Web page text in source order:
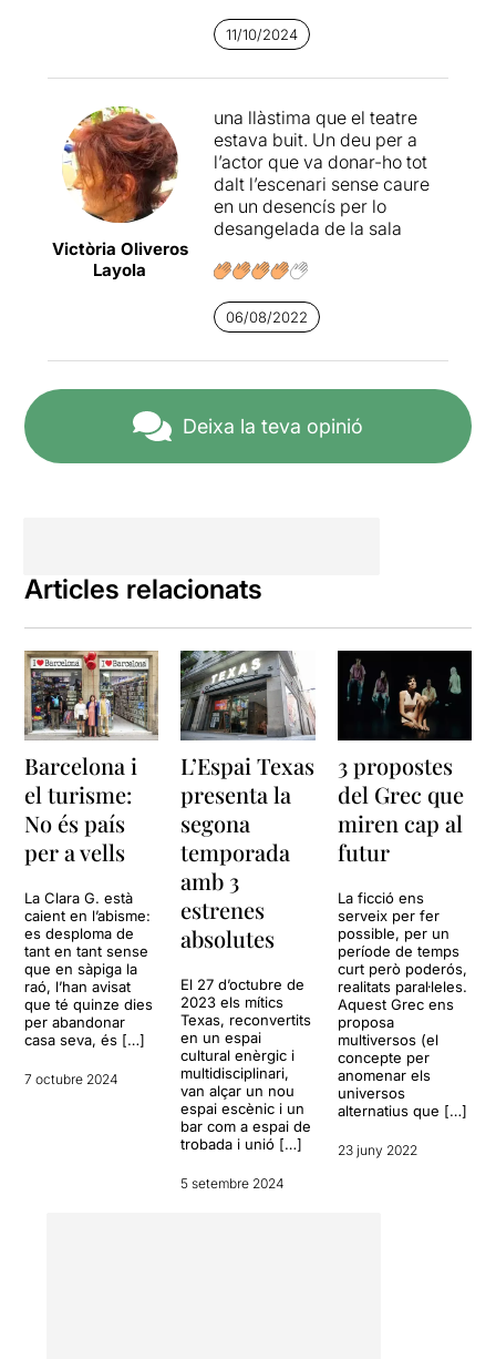
d'aquesta parella en Kevin i
en Sebastià, un capellà.
és també l'actor que
interpreta a tots aquests
personatges.
Es tracta d'un text
contemporani, tragicòmic,
emotiu, divertit i dinàmic.
Un text amb un llenguatge
molt natural, ple de
barbarismes.
És una obra amb molts
vestuari, la llum, però
sobretot, la interpretació.
Un repte interpretatiu
immens. Un sol actor, que a
fent-los del tot creïbles. No
cada personatge.
Paradís
és una obra
atrevida, divertida i a la
història al darrere de lluita i
supervivència; una gran
crítica social, contada a
quatre veus. Les veus de
quatre personatges, on
cadascun dels quals, ens
contarà els fets des del seu
punt de vista.
és una autèntica
joia teatral.
Teatre en estat pur.
Teatre de proximitat.
Teatre de qualitat.
Feu-vos un favor i aneu-la a
veure, estic del tot
convençuda que en sortireu
11/10/2024
Victòria Oliveros
Layola
una llàstima que el teatre
estava buit. Un deu per a
l’actor que va donar-ho tot
dalt l’escenari sense caure
en un desencís per lo
desangelada de la sala
06/08/2022
Deixa la teva opinió
Articles relacionats
Barcelona i
el turisme:
No és país
per a vells
La Clara G. està
caient en l’abisme:
es desploma de
tant en tant sense
que en sàpiga la
raó, l’han avisat
que té quinze dies
per abandonar
casa seva, és […]
7 octubre 2024
L’Espai Texas
presenta la
segona
temporada
amb 3
estrenes
absolutes
El 27 d’octubre de
2023 els mítics
Texas, reconvertits
en un espai
cultural enèrgic i
multidisciplinari,
van alçar un nou
espai escènic i un
bar com a espai de
trobada i unió […]
5 setembre 2024
3 propostes
del Grec que
miren cap al
futur
La ficció ens
serveix per fer
possible, per un
període de temps
curt però poderós,
realitats paral·leles.
Aquest Grec ens
proposa
multiversos (el
concepte per
anomenar els
universos
alternatius que […]
23 juny 2022